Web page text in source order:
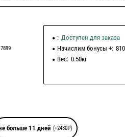
: Доступен для заказа
Начислим бонусы +: 810
Вес: 0.50кг
больше 11 дней (+2430₽)